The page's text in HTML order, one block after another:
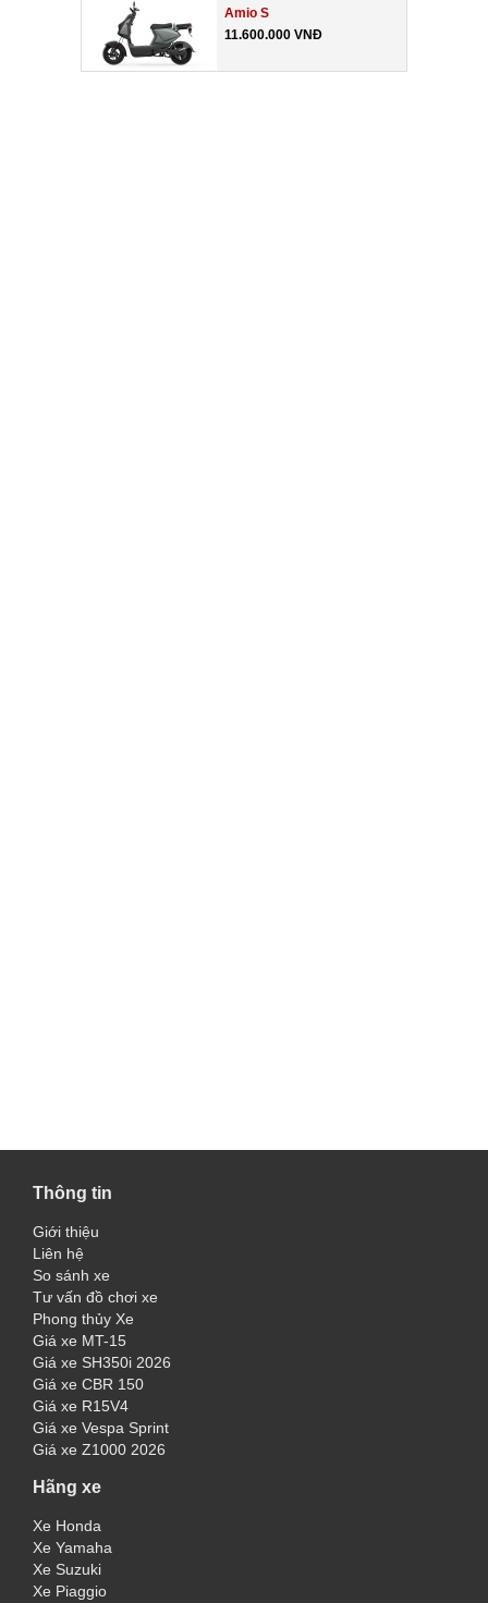
Amio S
11.600.000 VNĐ
Thông tin
Giới thiệu
Liên hệ
So sánh xe
Tư vấn đồ chơi xe
Phong thủy Xe
Giá xe MT-15
Giá xe SH350i 2026
Giá xe CBR 150
Giá xe R15V4
Giá xe Vespa Sprint
Giá xe Z1000 2026
Hãng xe
Xe Honda
Xe Yamaha
Xe Suzuki
Xe Piaggio